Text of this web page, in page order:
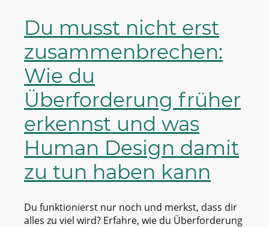
Du musst nicht erst
zusammenbrechen:
Wie du
Überforderung früher
erkennst und was
Human Design damit
zu tun haben kann
Du funktionierst nur noch und merkst, dass dir
alles zu viel wird? Erfahre, wie du Überforderung